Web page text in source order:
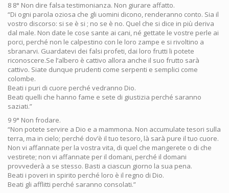
8 8° Non dire falsa testimonianza. Non giurare affatto.
“Di ogni parola oziosa che gli uomini dicono, renderanno conto. Sia il
vostro discorso: si se è si ; no se è no. Quel che si dice in più deriva
dal male. Non date le cose sante ai cani, né gettate le vostre perle ai
porci, perché non le calpestino con le loro zampe e si rivoltino a
sbranarvi. Guardatevi dei falsi profeti, dai loro frutti li potete
riconoscere.Se l’albero è cattivo allora anche il suo frutto sarà
cattivo. Siate dunque prudenti come serpenti e semplici come
colombe.
Beati i puri di cuore perché vedranno Dio.
Beati quelli che hanno fame e sete di giustizia perché saranno
saziati.”
9 9° Non frodare.
“Non potete servire a Dio e a mammona. Non accumulate tesori sulla
terra, ma in cielo; perché dov’è il tuo tesoro, là sarà pure il tuo cuore.
Non vi affannate per la vostra vita, di quel che mangerete o di che
vestirete; non vi affannate per il domani, perché il domani
provvederà a se stesso. Basti a ciascun giorno la sua pena.
Beati i poveri in spirito perché loro è il regno di Dio.
Beati gli afflitti perché saranno consolati.”